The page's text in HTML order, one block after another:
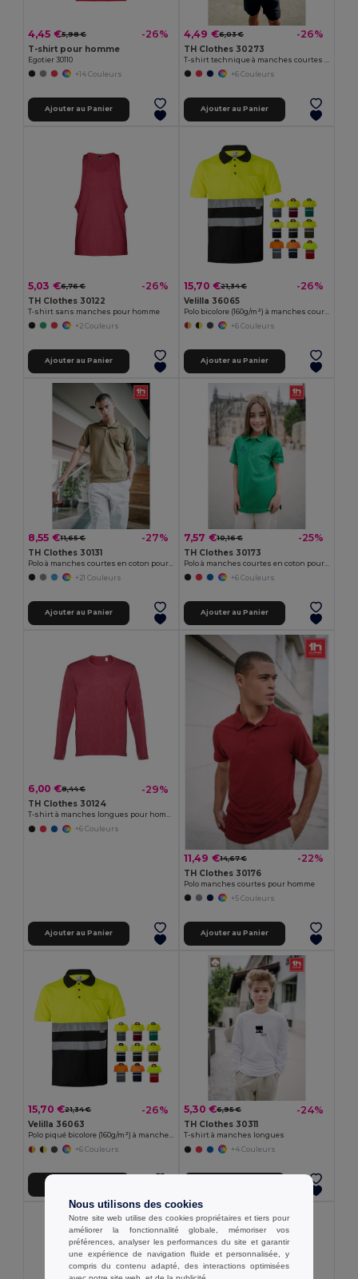
4,45 €5,98 € -26%
T-shirt pour homme
Egotier 30110
+14 Couleurs
Ajouter au Panier
4,49 €6,03 € -26%
TH Clothes 30273
+6 Couleurs
Ajouter au Panier
5,03 €6,76 € -26%
TH Clothes 30122
T-shirt sans manches pour homme
+2 Couleurs
Ajouter au Panier
15,70 €21,34 € -26%
Velilla 36065
+6 Couleurs
Ajouter au Panier
8,55 €11,65 € -27%
TH Clothes 30131
+21 Couleurs
Ajouter au Panier
7,57 €10,16 € -25%
TH Clothes 30173
+6 Couleurs
Ajouter au Panier
6,00 €8,44 € -29%
TH Clothes 30124
T-shirt à manches longues pour homme
+6 Couleurs
Ajouter au Panier
11,49 €14,67 € -22%
TH Clothes 30176
Polo manches courtes pour homme
+5 Couleurs
Ajouter au Panier
15,70 €21,34 € -26%
Velilla 36063
Polo piqué bicolore (160g/m²) à manches courtes, en polyester (100%)
+6 Couleurs
Ajouter au Panier
5,30 €6,95 € -24%
TH Clothes 30311
T-shirt à manches longues
+4 Couleurs
Nous utilisons des cookies
Notre site web utilise des cookies propriétaires et tiers pour
améliorer la fonctionnalité globale, mémoriser vos
préférences, analyser les performances du site et garantir
une expérience de navigation fluide et personnalisée, y
compris du contenu adapté, des interactions optimisées